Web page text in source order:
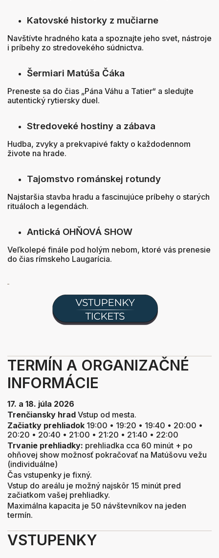
Katovské historky z mučiarne
Navštívte hradného kata a spoznajte jeho svet, nástroje
i príbehy zo stredovekého súdnictva.
Šermiari Matúša Čáka
Preneste sa do čias „Pána Váhu a Tatier“ a sledujte
autentický rytiersky duel.
Stredoveké hostiny a zábava
Hudba, zvyky a prekvapivé fakty o každodennom
živote na hrade.
Tajomstvo románskej rotundy
Najstaršia stavba hradu a fascinujúce príbehy o starých
rituáloch a legendách.
Antická OHŇOVÁ SHOW
Veľkolepé finále pod holým nebom, ktoré vás prenesie
do čias rímskeho Laugarícia.
TERMÍN A ORGANIZAČNÉ
INFORMÁCIE
17. a 18. júla 2026
Trenčiansky hrad Vstup od mesta.
Začiatky prehliadok 19:00 • 19:20 • 19:40 • 20:00 •
20:20 • 20:40 • 21:00 • 21:20 • 21:40 • 22:00
Trvanie prehliadky: prehliadka cca 60 minút + po
ohňovej show možnosť pokračovať na Matúšovu vežu
(individuálne)
Čas vstupenky je fixný.
Vstup do areálu je možný najskôr 15 minút pred
začiatkom vašej prehliadky.
Maximálna kapacita je 50 návštevníkov na jeden
termín.
VSTUPENKY